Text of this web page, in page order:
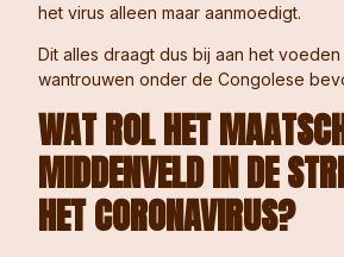
het virus alleen maar aanmoedigt.
Dit alles draagt dus bij aan het
wantrouwen onder de Congolese
WATROLHET
MIDDENVELD IN DE
HET CORONAVIRUS?